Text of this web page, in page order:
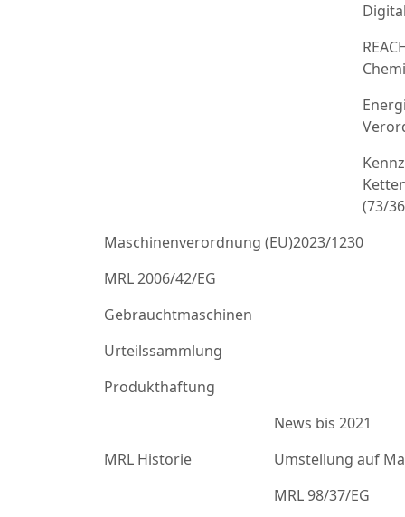
(73/
Maschinenverordnung (EU)2023/1230
MRL 2006/42/EG
Gebrauchtmaschinen
Urteilssammlung
Produkthaftung
MRL Historie
News bis 2021
Umstellung auf
MRL 98/37/EG